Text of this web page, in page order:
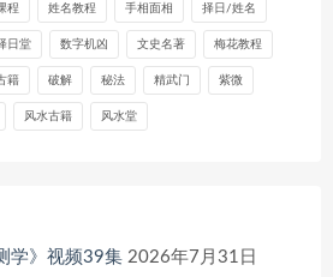
程 姓名教程 手相面相 择日/姓名
日堂 数字机凶 文史名著 梅花教程
籍 破解 秘法 精武门 紫微
风水古籍 风水堂
学》视频39集 2026年7月31日